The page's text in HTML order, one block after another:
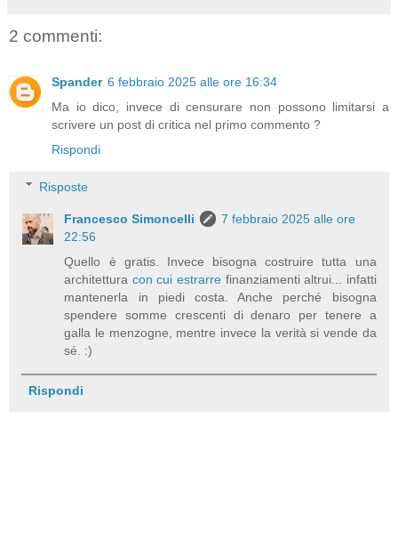
2 commenti:
Spander 6 febbraio 2025 alle ore 16:34
Ma io dico, invece di censurare non possono limitarsi a
scrivere un post di critica nel primo commento ?
Rispondi
Risposte
Francesco Simoncelli
7 febbraio 2025 alle ore
22:56
Quello è gratis. Invece bisogna costruire tutta una
architettura con cui estrarre finanziamenti altrui... infatti
mantenerla in piedi costa. Anche perché bisogna
spendere somme crescenti di denaro per tenere a
galla le menzogne, mentre invece la verità si vende da
sé. :)
Rispondi